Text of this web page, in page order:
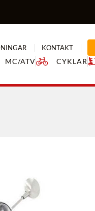
KONTAKT
MC/ATV CYKLAR